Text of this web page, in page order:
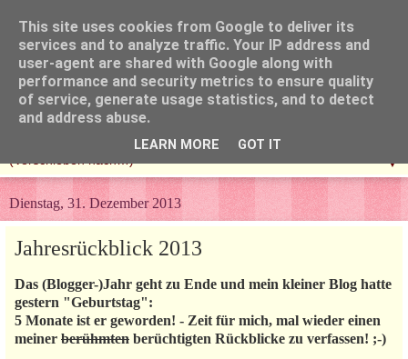
▼
Dienstag, 31. Dezember 2013
Jahresrückblick 2013
Das (Blogger-)Jahr geht zu Ende und mein kleiner Blog hatte
gestern "Geburtstag":
5 Monate ist er geworden! - Zeit für mich, mal wieder einen
meiner berühmten berüchtigten Rückblicke zu verfassen! ;-)
This site uses cookies from Google to deliver its
services and to analyze traffic. Your IP address and
user-agent are shared with Google along with
performance and security metrics to ensure quality
of service, generate usage statistics, and to detect
and address abuse.
LEARN MORE GOT IT